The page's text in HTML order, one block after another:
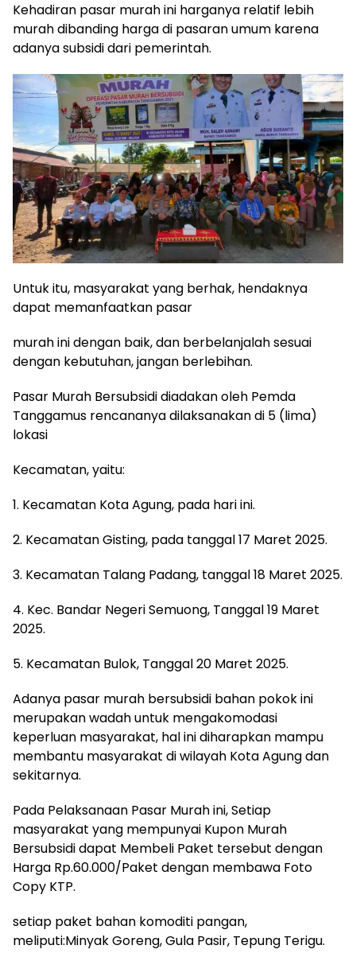
Kehadiran pasar murah ini harganya relatif lebih
murah dibanding harga di pasaran umum karena
adanya subsidi dari pemerintah.
Untuk itu, masyarakat yang berhak, hendaknya
dapat memanfaatkan pasar
murah ini dengan baik, dan berbelanjalah sesuai
dengan kebutuhan, jangan berlebihan.
Pasar Murah Bersubsidi diadakan oleh Pemda
Tanggamus rencananya dilaksanakan di 5 (lima)
lokasi
Kecamatan, yaitu:
1. Kecamatan Kota Agung, pada hari ini.
2. Kecamatan Gisting, pada tanggal 17 Maret 2025.
3. Kecamatan Talang Padang, tanggal 18 Maret 2025.
4. Kec. Bandar Negeri Semuong, Tanggal 19 Maret
2025.
5. Kecamatan Bulok, Tanggal 20 Maret 2025.
Adanya pasar murah bersubsidi bahan pokok ini
merupakan wadah untuk mengakomodasi
keperluan masyarakat, hal ini diharapkan mampu
membantu masyarakat di wilayah Kota Agung dan
sekitarnya.
Pada Pelaksanaan Pasar Murah ini, Setiap
masyarakat yang mempunyai Kupon Murah
Bersubsidi dapat Membeli Paket tersebut dengan
Harga Rp.60.000/Paket dengan membawa Foto
Copy KTP.
setiap paket bahan komoditi pangan,
meliputi:Minyak Goreng, Gula Pasir, Tepung Terigu.